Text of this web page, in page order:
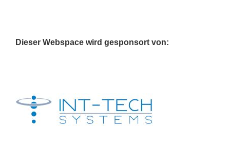
Dieser Webspace wird gesponsort von: